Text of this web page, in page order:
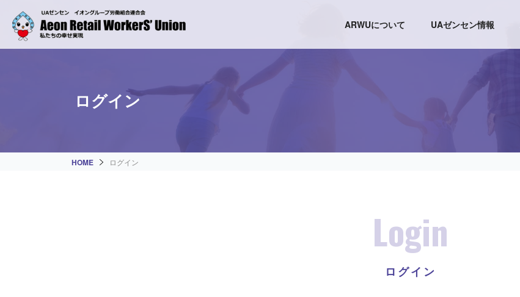
ARWUについて UAゼンセン情報
ログイン
HOME ログイン
Login
ログイン